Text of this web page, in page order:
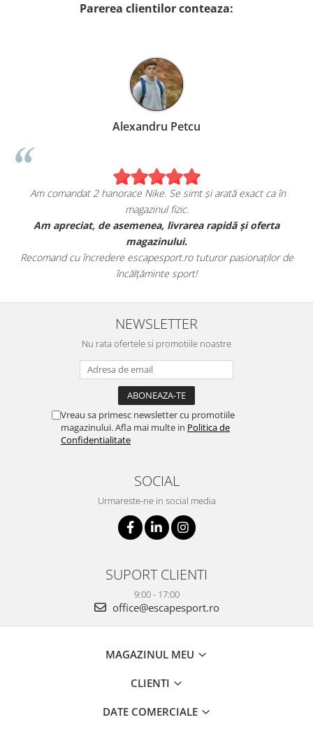
Parerea clientilor conteaza:
Alexandru Petcu
Am comandat 2 hanorace Nike. Se simt și arată exact ca în
magazinul fizic.
Am apreciat, de asemenea, livrarea rapidă și oferta
magazinului.
Recomand cu încredere escapesport.ro tuturor pasionaților de
încălțăminte sport!
NEWSLETTER
Nu rata ofertele si promotiile noastre
Vreau sa primesc newsletter cu promotiile
magazinului. Afla mai multe in Politica de
Confidentialitate
SOCIAL
Urmareste-ne in social media
SUPORT CLIENTI
9:00 - 17:00
office@escapesport.ro
MAGAZINUL MEU
CLIENTI
DATE COMERCIALE